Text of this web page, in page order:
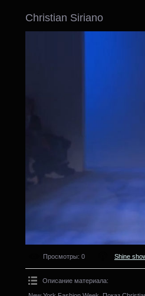
Christian Siriano
Просмотры: 0 Shine
Описание материала: